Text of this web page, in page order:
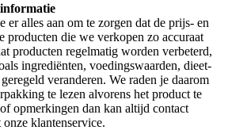
alles aan om te zorgen dat de prijs- en
producten die we verkopen zo accuraat
producten regelmatig worden verbeterd,
ingrediënten, voedingswaarden, dieet-
veranderen. We raden je daarom
te lezen alvorens het product te
opmerkingen dan kan altijd contact
klantenservice.